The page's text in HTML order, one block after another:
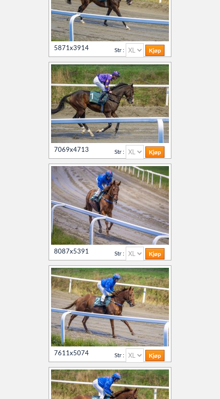
5871x3914 Str :
7069x4713 Str :
8087x5391 Str :
7611x5074 Str :